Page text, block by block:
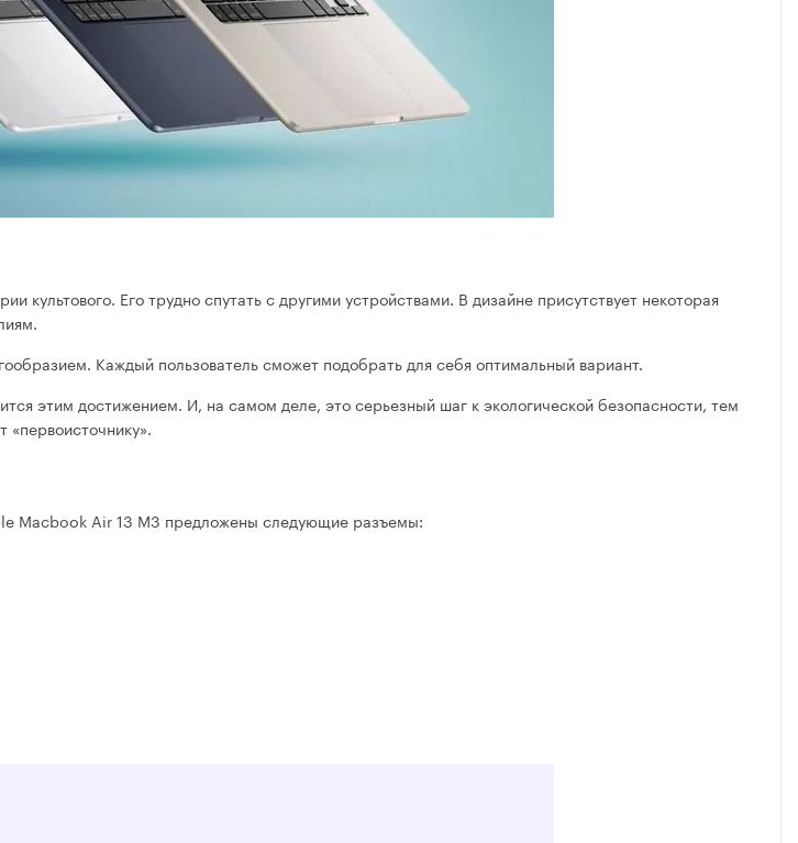
культового. Его трудно спутать с другими устройствами. В дизайне присутствует некоторая
Каждый пользователь сможет подобрать для себя оптимальный вариант.
этим достижением. И, на самом деле, это серьезный шаг к экологической безопасности, тем
Macbook Air 13 M3 предложены следующие разъемы: